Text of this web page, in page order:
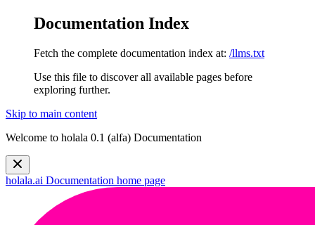
Documentation Index
Fetch the complete documentation index at: /llms.txt
Use this file to discover all available pages before
exploring further.
Skip to main content
Welcome to holala 0.1 (alfa) Documentation
holala.ai Documentation home page